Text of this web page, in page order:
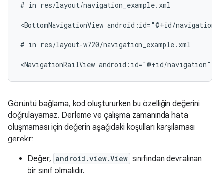
# in res/layout/navigation_example.xml
<BottomNavigationView android:id="@+id/navigation"
# in res/layout-w720/navigation_example.xml
<NavigationRailView android:id="@+id/navigation"
Görüntü bağlama, kod oluştururken bu özelliğin değerini
doğrulayamaz. Derleme ve çalışma zamanında hata
oluşmaması için değerin aşağıdaki koşulları karşılaması
gerekir:
Değer, android.view.View sınıfından devralınan
bir sınıf olmalıdır.